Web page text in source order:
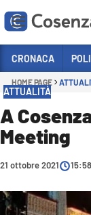
Sezioni
POLITICA
ITALIA MONDO
CRONACA
HOME PAGE
ATTUALITÀ
A
Meeting
21 ottobre 2021 15:58